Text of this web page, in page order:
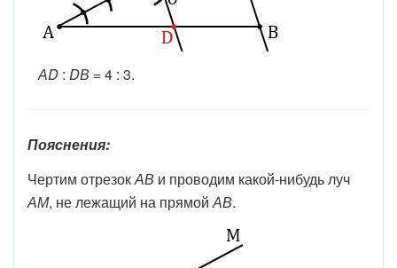
АD : DВ = 4 : 3.
Пояснения:
Чертим отрезокАВ и проводим какой-нибудь луч
АМ, не лежащий на прямойАВ.